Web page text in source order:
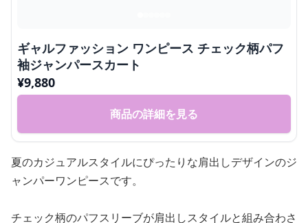
ギャルファッション ワンピース チェック柄パフ
袖ジャンパースカート
¥9,880
商品の詳細を見る
夏のカジュアルスタイルにぴったりな肩出しデザインのジ
ャンパーワンピースです。
チェック柄のパフスリーブが肩出しスタイルと組み合わさ